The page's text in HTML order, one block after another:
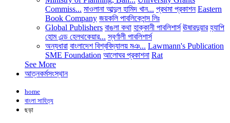
Commiss... মাওলানা আব্দুল হামিদ খান... প্রথমা প্রকাশন Eastern
Book Company জয়কলি পাবলিকেশন্স লিঃ
Global Publishers বাঙলা কথা হাক্কানী পাবলিশার্স ঊষারদুয়ার হ্যাপি
হোম এন্ড হেলথকেয়ার... স্বর্ণালী পাবলিশার্স
অন্যধারা বাংলাদেশ বিশ্ববিদ্যালয় মঞ... Lawmann's Publication
SME Foundation আলোঘর প্রকাশনা Rat
See More
আত্নকর্মসংস্থান
home
বাংলা সাহিত্য
ছড়া